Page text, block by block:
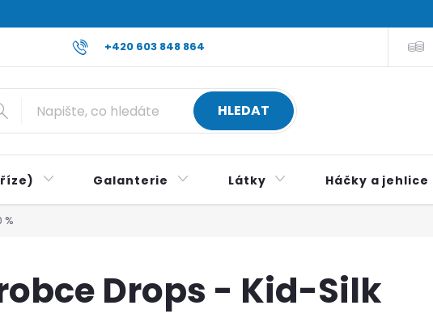
+420 603 848 864
Reklamace a vrácení zboží Všeobecné obchodní podmínky
HLEDAT
Galanterie Látky Háčky a jehlice
%
Drops - Kid-Silk